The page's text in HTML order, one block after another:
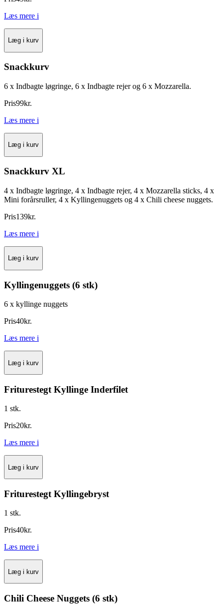
Læs mere i
Læg i kurv
Snackkurv
6 x Indbagte løgringe, 6 x Indbagte rejer og 6 x Mozzarella.
Pris99kr.
Læs mere i
Læg i kurv
Snackkurv XL
4 x Indbagte løgringe, 4 x Indbagte rejer, 4 x Mozzarella sticks, 4 x
Mini forårsruller, 4 x Kyllingenuggets og 4 x Chili cheese nuggets.
Pris139kr.
Læs mere i
Læg i kurv
Kyllingenuggets (6 stk)
6 x kyllinge nuggets
Pris40kr.
Læs mere i
Læg i kurv
Friturestegt Kyllinge Inderfilet
1 stk.
Pris20kr.
Læs mere i
Læg i kurv
Friturestegt Kyllingebryst
1 stk.
Pris40kr.
Læs mere i
Læg i kurv
Chili Cheese Nuggets (6 stk)